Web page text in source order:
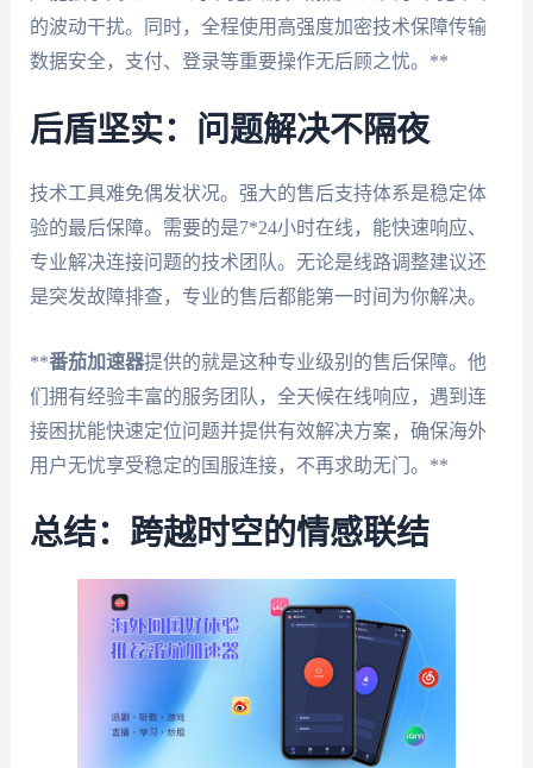
的波动干扰。同时，全程使用高强度加密技术保障传输
数据安全，支付、登录等重要操作无后顾之忧。**
后盾坚实：问题解决不隔夜
技术工具难免偶发状况。强大的售后支持体系是稳定体
验的最后保障。需要的是7*24小时在线，能快速响应、
专业解决连接问题的技术团队。无论是线路调整建议还
是突发故障排查，专业的售后都能第一时间为你解决。
**番茄加速器提供的就是这种专业级别的售后保障。他
们拥有经验丰富的服务团队，全天候在线响应，遇到连
接困扰能快速定位问题并提供有效解决方案，确保海外
用户无忧享受稳定的国服连接，不再求助无门。**
总结：跨越时空的情感联结